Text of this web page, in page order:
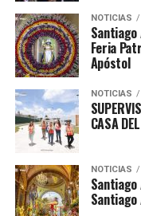
NOTICIAS
Feria
Apóstol
NOTICIAS
CASA
NOTICIAS